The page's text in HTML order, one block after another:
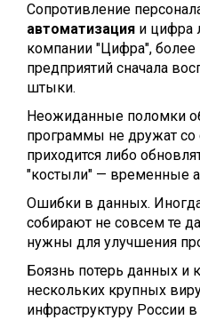
Сопротивление
автоматизация и цифра
компании "Цифра",
предприятий сначала
штыки.
Неожиданные поломки
программы не дружат со
приходится либо
"костыли" — временные
Ошибки в данных.
собирают не совсем те
нужны для улучшения
Боязнь потерь данных и
нескольких крупных
инфраструктуру России в